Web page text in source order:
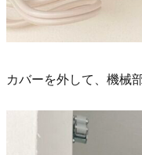
カバーを外して、機械